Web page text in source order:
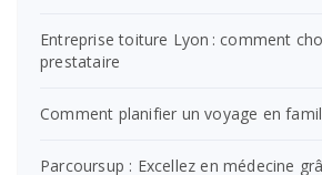
Entreprise toiture Lyon : comment
prestataire
Comment planifier un voyage en
Parcoursup : Excellez en médecine